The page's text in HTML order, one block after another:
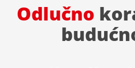
Odlučno